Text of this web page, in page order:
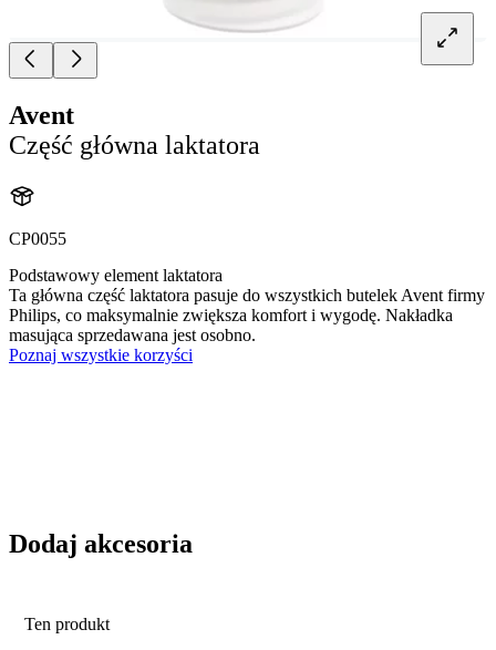
Avent
Część główna laktatora
CP0055
Podstawowy element laktatora
Ta główna część laktatora pasuje do wszystkich butelek Avent firmy
Philips, co maksymalnie zwiększa komfort i wygodę. Nakładka
masująca sprzedawana jest osobno.
Poznaj wszystkie korzyści
Dodaj akcesoria
Ten produkt